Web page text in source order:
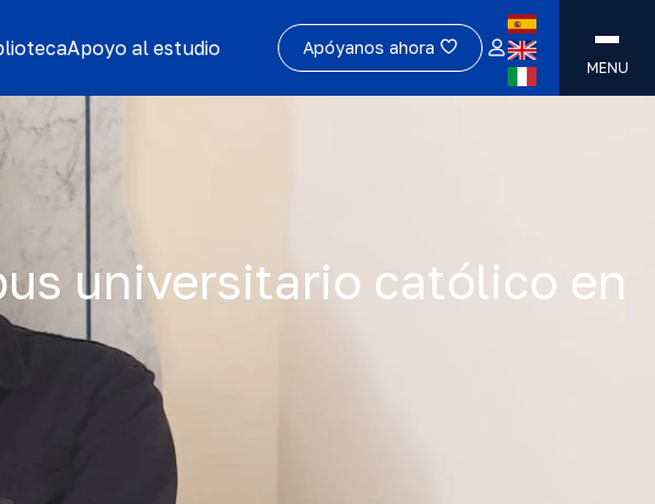
Apoyo al estudio Apóyanos ahora
MENU
universitario católico en